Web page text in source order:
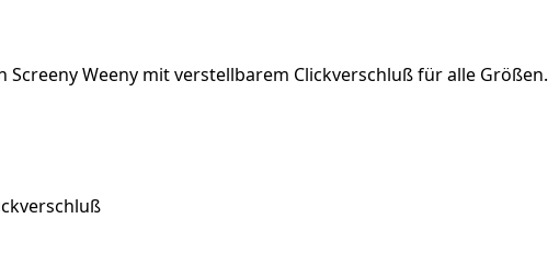
Weeny mit verstellbarem Clickverschluß für alle Größen.